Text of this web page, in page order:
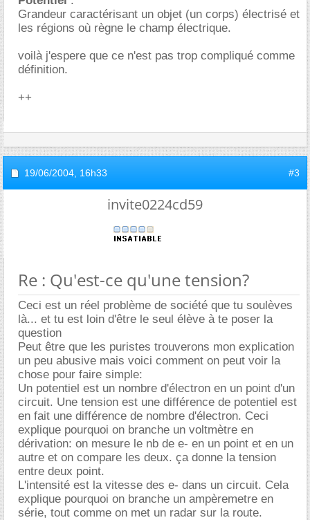
Grandeur caractérisant un objet (un corps) électrisé et
les régions où règne le champ électrique.
voilà j'espere que ce n'est pas trop compliqué comme
définition.
++
19/06/2004, 16h33 #3
invite0224cd59
Re : Qu'est-ce qu'une tension?
Ceci est un réel problème de société que tu soulèves
là... et tu est loin d'être le seul élève à te poser la
question
Peut être que les puristes trouverons mon explication
un peu abusive mais voici comment on peut voir la
chose pour faire simple:
Un potentiel est un nombre d'électron en un point d'un
circuit. Une tension est une différence de potentiel est
en fait une différence de nombre d'électron. Ceci
explique pourquoi on branche un voltmètre en
dérivation: on mesure le nb de e- en un point et en un
autre et on compare les deux. ça donne la tension
entre deux point.
L'intensité est la vitesse des e- dans un circuit. Cela
explique pourquoi on branche un ampèremetre en
série, tout comme on met un radar sur la route.